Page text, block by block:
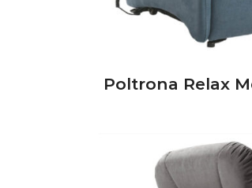
Poltrona Relax